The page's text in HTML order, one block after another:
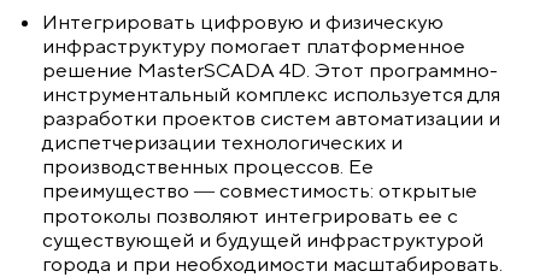
Интегрировать цифровую и физическую
инфраструктуру помогает платформенное
решение MasterSCADA 4D. Этот программно-
инструментальный комплекс используется для
разработки проектов систем автоматизации и
диспетчеризации технологических и
производственных процессов. Ее
преимущество ― совместимость: открытые
протоколы позволяют интегрировать ее с
существующей и будущей инфраструктурой
города и при необходимости масштабировать.